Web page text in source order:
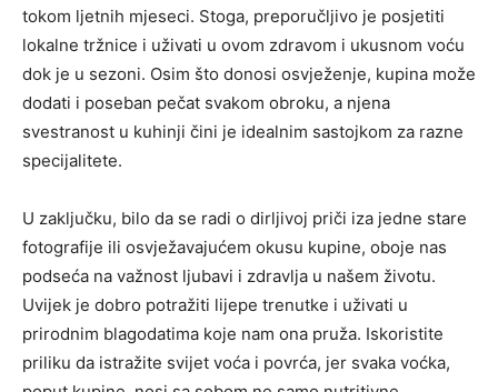
tokom ljetnih mjeseci. Stoga, preporučljivo je posjetiti
lokalne tržnice i uživati u ovom zdravom i ukusnom voću
dok je u sezoni. Osim što donosi osvježenje, kupina može
dodati i poseban pečat svakom obroku, a njena
svestranost u kuhinji čini je idealnim sastojkom za razne
specijalitete.
U zaključku, bilo da se radi o dirljivoj priči iza jedne stare
fotografije ili osvježavajućem okusu kupine, oboje nas
podseća na važnost ljubavi i zdravlja u našem životu.
Uvijek je dobro potražiti lijepe trenutke i uživati u
prirodnim blagodatima koje nam ona pruža. Iskoristite
priliku da istražite svijet voća i povrća, jer svaka voćka,